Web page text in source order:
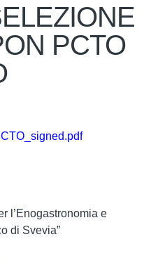
PCTO
l’Enogastronomia e
di Svevia”